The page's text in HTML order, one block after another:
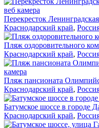
Перекресток
Краснодарский край,
Пляж оздоровительного
Краснодарский край,
Пляж пансионата
Краснодарский край,
Батумское шоссе в городе
Краснодарский край,